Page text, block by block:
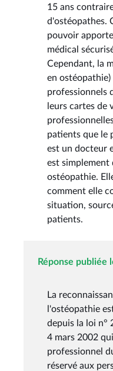
15 ans
d'ostéopathes.
pouvoir
médical
Cependant, la
en
professionnels
leurs cartes de
patients que le
est un docteur
est simplement
ostéopathie.
comment elle
situation,
patients.
Réponse publiée
La
l'ostéopathie
depuis la loi n°
4 mars 2002
professionnel
réservé aux